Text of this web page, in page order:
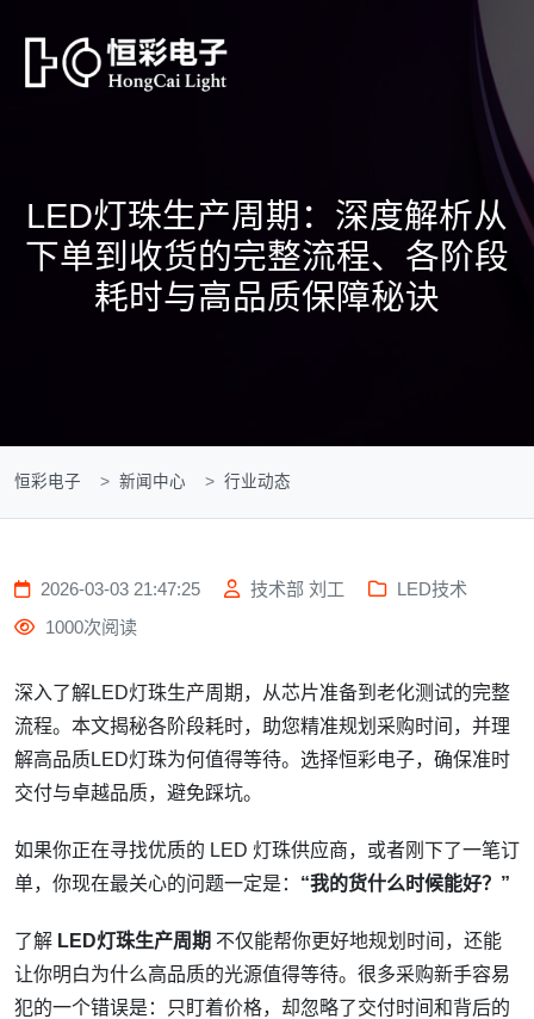
LED灯珠生产周期：深度解析从
下单到收货的完整流程、各阶段
耗时与高品质保障秘诀
恒彩电子 新闻中心 行业动态
2026-03-03 21:47:25 技术部 刘工
LED技术
1000次阅读
深入了解LED灯珠生产周期，从芯片准备到老化测试的完整
流程。本文揭秘各阶段耗时，助您精准规划采购时间，并理
解高品质LED灯珠为何值得等待。选择恒彩电子，确保准时
交付与卓越品质，避免踩坑。
如果你正在寻找优质的 LED 灯珠供应商，或者刚下了一笔订
单，你现在最关心的问题一定是： “我的货什么时候能好？”
了解 LED灯珠生产周期 不仅能帮你更好地规划时间，还能
让你明白为什么高品质的光源值得等待。很多采购新手容易
犯的一个错误是：只盯着价格，却忽略了交付时间和背后的